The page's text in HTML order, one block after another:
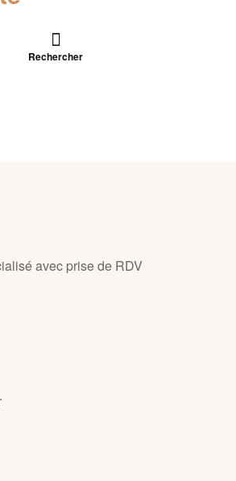
Rechercher
avec prise de RDV